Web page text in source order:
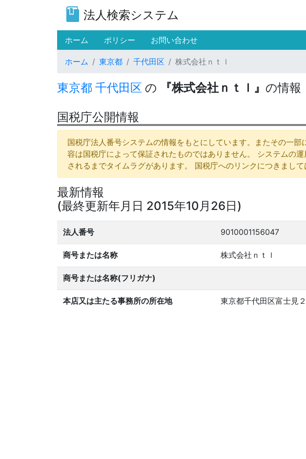
法人検索システム
ホーム (current)
ポリシー お問い合わせ
ホーム 東京都 千代田区 株式会社ｎｔｌ
東京都 千代田区 の 『株式会社ｎｔｌ』 の情報
国税庁公開情報
国税庁法人番号システムの情報をもとにしています。またその一
容は国税庁によって保証されたものではありません。 システムの
されるまでタイムラグがあります。 国税庁へのリンクにつきまして
最新情報
(最終更新年月日 2015年10月26日)
法人番号 9010001156047
商号または名称 株式会社ｎｔｌ
商号または名称(フリガナ)
本店又は主たる事務所の所在地 東京都千代田区富士見